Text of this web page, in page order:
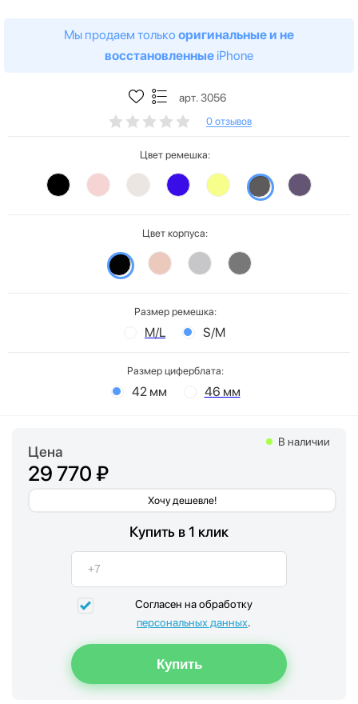
Мы продаем только оригинальные и не
восстановленные iPhone
арт. 3056
0 отзывов
Цвет ремешка:
Цвет корпуса:
Размер ремешка:
M/L S/M
Размер циферблата:
42 мм 46 мм
Цена
29 770 ₽
Хочу дешевле!
В наличии
Купить в 1 клик
Согласен на обработку
персональных данных.